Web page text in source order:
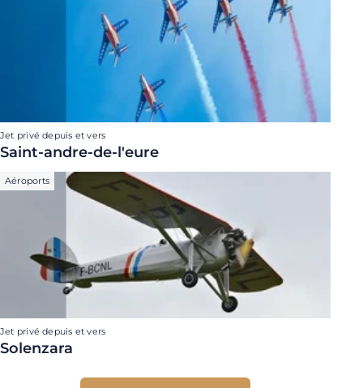
Jet privé depuis et vers
Saint-andre-de-l'eure
Aéroports
Jet privé depuis et vers
Solenzara